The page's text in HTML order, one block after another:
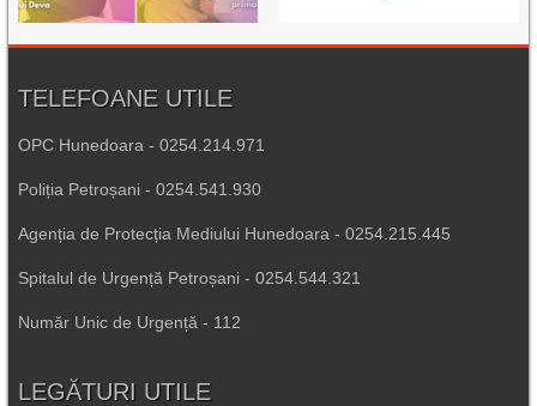
TELEFOANE UTILE
OPC Hunedoara - 0254.214.971
Poliția Petroșani - 0254.541.930
Agenția de Protecția Mediului Hunedoara - 0254.215.445
Spitalul de Urgență Petroșani - 0254.544.321
Număr Unic de Urgență - 112
LEGĂTURI UTILE